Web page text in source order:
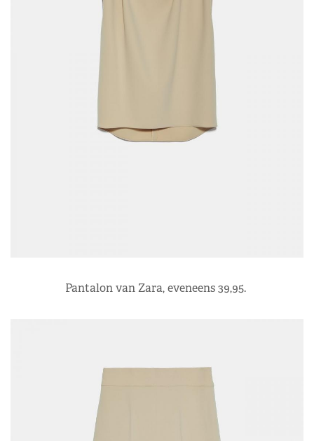
Pantalon van Zara, eveneens 39,95.